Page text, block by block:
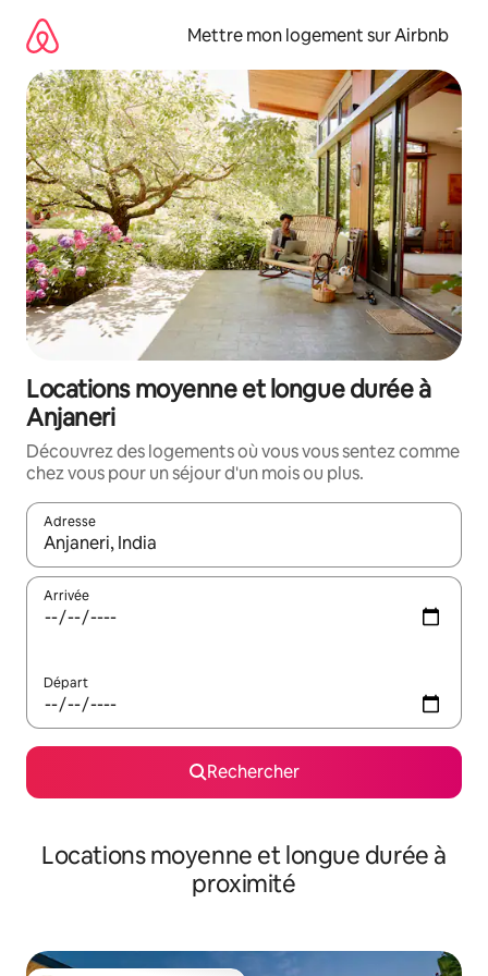
directement
contenu
Mettre mon logement sur Airbnb
Locations moyenne et longue durée à
Anjaneri
Découvrez des logements où vous vous sentez comme
chez vous pour un séjour d'un mois ou plus.
Adresse
Lorsque les résultats s'affichent, utilisez les flèches vers le
Arrivée
Départ
Rechercher
Locations moyenne et longue durée à
proximité